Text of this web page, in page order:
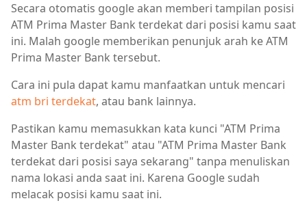
Secara otomatis google akan memberi tampilan posisi
ATM Prima Master Bank terdekat dari posisi kamu saat
ini. Malah google memberikan penunjuk arah ke ATM
Prima Master Bank tersebut.
Cara ini pula dapat kamu manfaatkan untuk mencari
atm bri terdekat, atau bank lainnya.
Pastikan kamu memasukkan kata kunci "ATM Prima
Master Bank terdekat" atau "ATM Prima Master Bank
terdekat dari posisi saya sekarang" tanpa menuliskan
nama lokasi anda saat ini. Karena Google sudah
melacak posisi kamu saat ini.